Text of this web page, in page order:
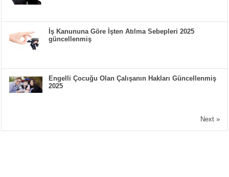
İş Kanununa Göre İşten Atılma Sebepleri 2025
güncellenmiş
Engelli Çocuğu Olan Çalışanın Hakları Güncellenmiş
2025
Next »